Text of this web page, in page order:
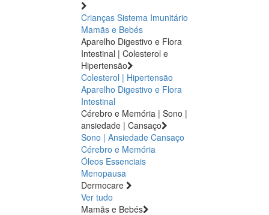
Crianças Sistema Imunitário
Mamãs e Bebés
Aparelho Digestivo e Flora
Intestinal | Colesterol e
Hipertensão
Colesterol | Hipertensão
Aparelho Digestivo e Flora
Intestinal
Cérebro e Memória | Sono |
ansiedade | Cansaço
Sono | Ansiedade Cansaço
Cérebro e Memória
Óleos Essenciais
Menopausa
Dermocare
Ver tudo
Mamãs e Bebés